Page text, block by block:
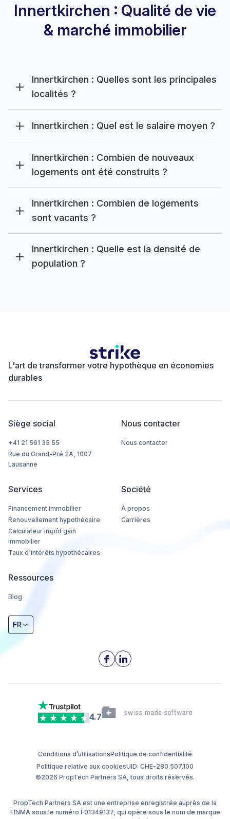
Innertkirchen : Qualité de vie
& marché immobilier
Innertkirchen : Quelles sont les principales
localités ?
Innertkirchen : Quel est le salaire moyen ?
Innertkirchen : Combien de nouveaux
logements ont été construits ?
Innertkirchen : Combien de logements
sont vacants ?
Innertkirchen : Quelle est la densité de
population ?
L'art de transformer votre hypothèque en économies
durables
Siège social
+41 21 561 35 55
Rue du Grand-Pré 2A, 1007
Lausanne
Nous contacter
Nous contacter
Services
Financement immobilier
Renouvellement hypothécaire
Calculateur impôt gain
immobilier
Taux d'intérêts hypothécaires
Société
À propos
Carrières
Ressources
Blog
FR
4.7
©2026 PropTech Partners SA, tous droits réservés.
Conditions d’utilisationsPolitique de confidentialité
Politique relative aux cookiesUID: CHE-280.507.100
PropTech Partners SA est une entreprise enregistrée auprès de la
FINMA sous le numéro F01349137, qui opère sous le nom de marque